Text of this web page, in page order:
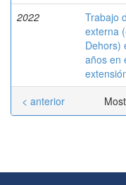
2022
Trabajo
externa
Dehors)
años en
< anterior